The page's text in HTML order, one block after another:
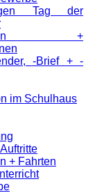
Tag der
+
-Brief + -
im Schulhaus
+ Fahrten